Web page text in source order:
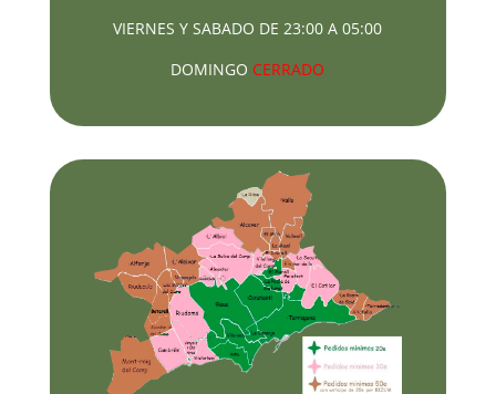
VIERNES Y SABADO DE 23:00 A 05:00
DOMINGO CERRADO